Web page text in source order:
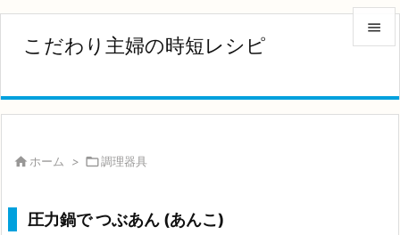
こだわり主婦の時短レシピ


 ホーム > 調理器具
圧力鍋で つぶあん (あんこ)